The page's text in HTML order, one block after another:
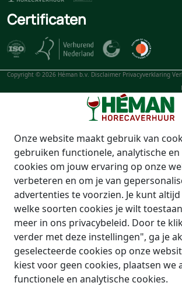
Certificaten
Copyright © 2026 Héman b.v. Disclaimer Privacyverklaring
Onze website maakt gebruik van
gebruiken functionele, analytische
cookies om jouw ervaring op onze
verbeteren en om je van
advertenties te voorzien. Je kunt
welke soorten cookies je wilt
meer in ons privacybeleid. Door te
verder met deze instellingen", ga je
geselecteerde cookies op onze
kiest voor geen cookies, plaatsen we
functionele en analytische cookies.